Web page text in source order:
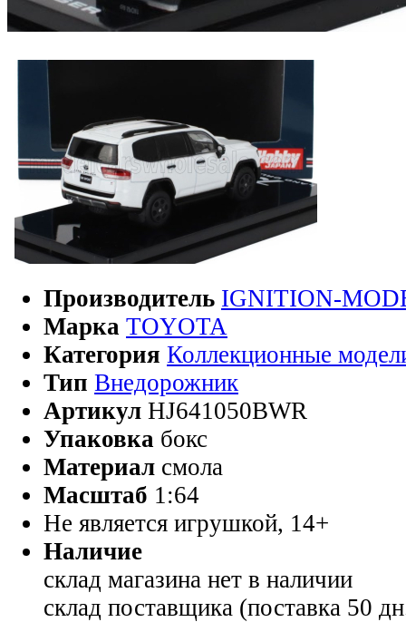
Производитель IGNITION-
Марка TOYOTA
Категория Коллекционные
Тип Внедорожник
Артикул HJ641050BWR
Упаковка бокс
Материал смола
Масштаб 1:64
Не является игрушкой, 14+
Наличие
склад магазина нет в наличии
склад поставщика (поставка 50